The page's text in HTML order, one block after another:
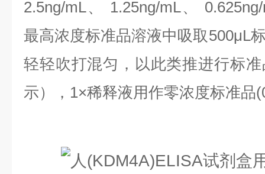
2.5ng/mL、 1.25ng/mL、
最高浓度标准品溶液中吸取500μL
轻轻吹打混匀，以此类推进行标
示），1×稀释液用作零浓度标准品